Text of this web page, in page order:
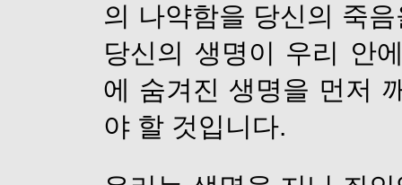
의 나약함을 당신의 죽
당신의 생명이 우리 안
에 숨겨진 생명을 먼저
야 할 것입니다.